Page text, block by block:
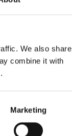
We also share
combine it with
Marketing